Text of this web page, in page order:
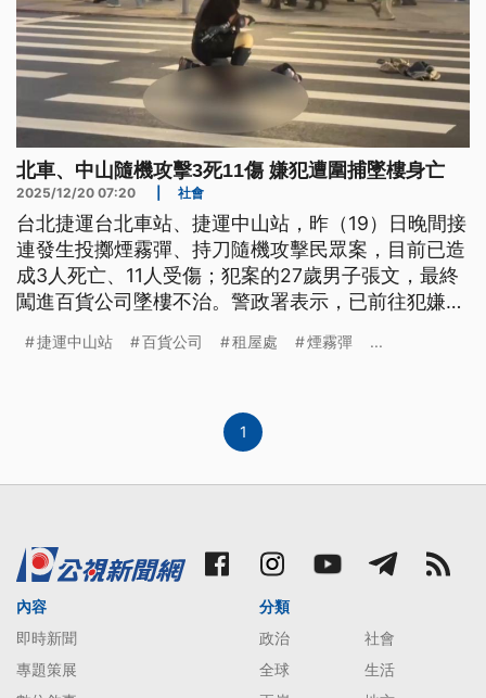
北車、中山隨機攻擊3死11傷 嫌犯遭圍捕墜樓身亡
2025/12/20 07:20 社會
台北捷運台北車站、捷運中山站，昨（19）日晚間接
連發生投擲煙霧彈、持刀隨機攻擊民眾案，目前已造
成3人死亡、11人受傷；犯案的27歲男子張文，最終
闖進百貨公司墜樓不治。警政署表示，已前往犯嫌在
長蔣萬安強調，除了維安全面升級，也將追究嫌犯賠
捷運中山站 百貨公司 租屋處 煙霧彈 ...
1
內容
即時新聞
專題策展
分類
政治
社會
全球
生活